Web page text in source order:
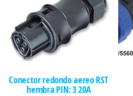
Conector redondo aereo RST
hembra PIN: 3 20A